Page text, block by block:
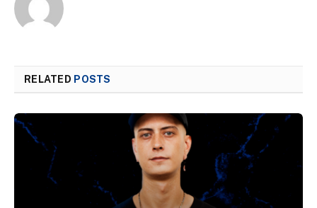
RELATED POSTS